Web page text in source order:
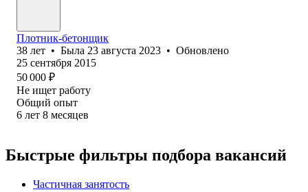
Плотник-бетонщик
38 лет • Была 23 августа 2023 • Обновлено
25 сентября 2015
50 000 ₽
Не ищет работу
Общий опыт
6 лет 8 месяцев
Быстрые фильтры подбора вакансий
Частичная занятость